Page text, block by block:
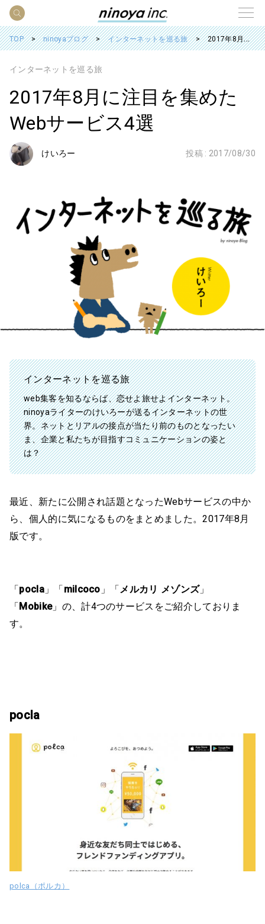
TOP ninoyaブログ インターネットを巡る旅 2017年8月に注目を集めたWebサービス4選
インターネットを巡る旅
2017年8月に注目を集めた
Webサービス4選
けいろー 投稿 : 2017/08/30
インターネットを巡る旅
web集客を知るならば、恋せよ旅せよインターネット。
ninoyaライターのけいろーが送るインターネットの世
界。ネットとリアルの接点が当たり前のものとなったい
ま、企業と私たちが目指すコミュニケーションの姿と
は？
最近、新たに公開され話題となったWebサービスの中か
ら、個人的に気になるものをまとめました。2017年8月
版です。
「pocla」「milcoco 」「 メルカリ メゾンズ」
「Mobike」の、計4つのサービスをご紹介しておりま
す。
pocla
polca（ポルカ）